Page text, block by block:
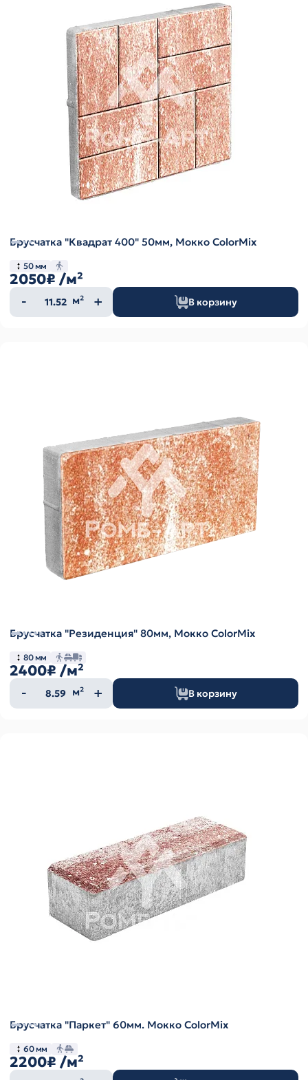
Брусчатка "Квадрат 400" 50мм, Мокко ColorMix
50 мм
2050₽ /м²
Количество
товара
м² В корзину
Брусчатка "Резиденция" 80мм, Мокко ColorMix
80 мм
2400₽ /м²
Количество
товара
м² В корзину
Брусчатка "Паркет" 60мм. Мокко ColorMix
60 мм
2200₽ /м²